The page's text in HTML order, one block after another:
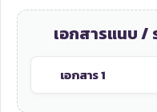
เอกสารแนบ /
เอกสาร 1